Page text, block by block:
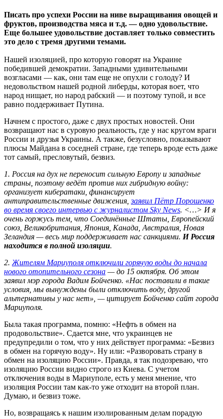
Писать про успехи России на ниве выращивания овощей и
фруктов, производства мяса и т.д. — одно удовольствие.
Еще большее удовольствие доставляет только совместить
это дело с тремя другими темами.
Нашей изоляцией, про которую говорят на Украине
победившей демократии. Западными удивительными
возгласами — как, они там еще не опухли с голоду? И
недовольством нашей родной либерды, которая воет, что
народ нищает, но народ рабский — и поэтому тупой, и все
равно поддерживает Путина.
Начнем с простого, даже с двух простых новостей. Они
возвращают нас в суровую реальность, где у нас кругом враги
России и друзья Украины. А также, безусловно, показывают
плюсы Майдана в соседней стране, где теперь вроде есть даже
тот самый, пресловутый, безвиз.
1. Россия на дух не переносит сильную Европу и западные
страны, поэтому ведёт против них гибридную войну:
организует кибератаки, финансирует
антиправительственные движения,заявил Пётр Порошенко
во время своего интервью с журналистом Sky News. <…> И я
очень горжусь тем, что Соединённые Штаты, Европейский
союз, Великобритания, Япония, Канада, Австралия, Новая
Зеландия — весь мир поддерживает нас санкциями. И Россия
находится в полной изоляции.
2. Жителям Мариуполя отключили горячую воды до начала
нового отопительного сезона — до 15 октября. Об этом
заявил мэр города Вадим Бойченко. «Нас поставили в такие
условия, мы вынуждены были отключить воду, другой
альтернативы у нас нет», — цитирует Бойченко сайт города
Мариуполя.
Была такая программа, помню: «Нефть в обмен на
продовольствие». Сдается мне, что украинцев не
предупредили о том, что у них действует программа: «Безвиз
в обмен на горячую воду». Ну или: «Разворовать страну в
обмен на изоляцию России». Правда, я так подозреваю, что
изоляцию России видно строго из Киева. С учетом
отключения воды в Мариуполе, есть у меня мнение, что
изоляция России там как-то уже отходит на второй план.
Думаю, и безвиз тоже.
Но, возвращаясь к нашим изолированным делам порадую